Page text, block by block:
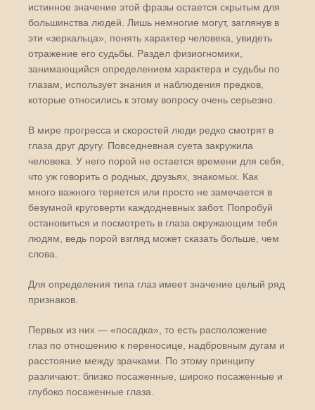
истинное значение этой фразы остается скрытым для
большинства людей. Лишь немногие могут, заглянув в
эти «зеркальца», понять характер человека, увидеть
отражение его судьбы. Раздел физиогномики,
занимающийся определением характера и судьбы по
глазам, использует знания и наблюдения предков,
которые относились к этому вопросу очень серьезно.
В мире прогресса и скоростей люди редко смотрят в
глаза друг другу. Повседневная суета закружила
человека. У него порой не остается времени для себя,
что уж говорить о родных, друзьях, знакомых. Как
много важного теряется или просто не замечается в
безумной круговерти каждодневных забот. Попробуй
остановиться и посмотреть в глаза окружающим тебя
людям, ведь порой взгляд может сказать больше, чем
слова.
Для определения типа глаз имеет значение целый ряд
признаков.
Первых из них — «посадка», то есть расположение
глаз по отношению к переносице, надбровным дугам и
расстояние между зрачками. По этому принципу
различают: близко посаженные, широко посаженные и
глубоко посаженные глаза.